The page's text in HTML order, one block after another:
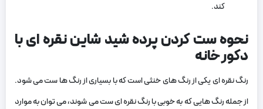
کند.
نحوه ست کردن پرده شید شاین نقره ای با
دکور خانه
رنگ نقره ای یکی از رنگ های خنثی است که با بسیاری از رنگ ها ست می شود.
از جمله رنگ هایی که به خوبی با رنگ نقره ای ست می شوند، می توان به موارد